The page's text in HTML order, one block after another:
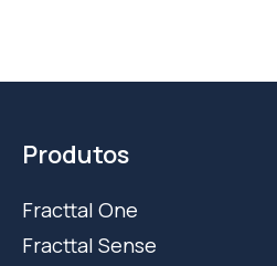
Produtos
Fracttal One
Fracttal Sense